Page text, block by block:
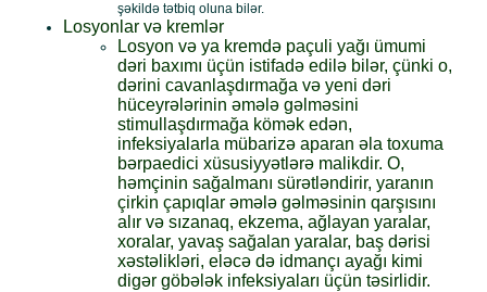
şəkildə tətbiq oluna bilər.
Losyonlar və kremlər
Losyon və ya kremdə paçuli yağı ümumi
dəri baxımı üçün istifadə edilə bilər, çünki o,
dərini cavanlaşdırmağa və yeni dəri
hüceyrələrinin əmələ gəlməsini
stimullaşdırmağa kömək edən,
infeksiyalarla mübarizə aparan əla toxuma
bərpaedici xüsusiyyətlərə malikdir. O,
həmçinin sağalmanı sürətləndirir, yaranın
çirkin çapıqlar əmələ gəlməsinin qarşısını
alır və sızanaq, ekzema, ağlayan yaralar,
xoralar, yavaş sağalan yaralar, baş dərisi
xəstəlikləri, eləcə də idmançı ayağı kimi
digər göbələk infeksiyaları üçün təsirlidir.